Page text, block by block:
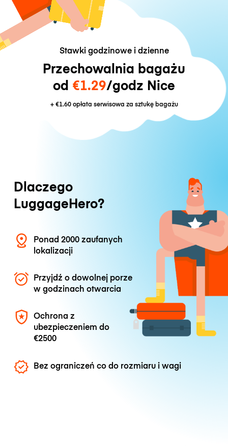
Stawki godzinowe i dzienne
Przechowalnia bagażu
od €1.29/godz Nice
+€1.60opłata serwisowa za sztukę bagażu
Dlaczego
LuggageHero?
Ponad 2000 zaufanych
lokalizacji
Przyjdź o dowolnej porze
w godzinach otwarcia
Ochrona z
ubezpieczeniem do
€2500
Bez ograniczeń co do rozmiaru i wagi